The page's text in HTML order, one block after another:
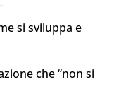
si sviluppa e
che “non si